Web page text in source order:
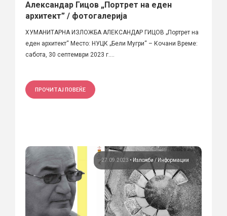
Александар Гицов „Портрет на еден
архитект” / фотогалерија
ХУМАНИТАРНА ИЗЛОЖБА АЛЕКСАНДАР ГИЦОВ „Портрет на
еден архитект“ Место: НУЦК „Бели Мугри“ – Кочани Време:
сабота, 30 септември 2023 г....
ПРОЧИТАЈ ПОВЕЌЕ
27.09.2023 • Изложби Информации